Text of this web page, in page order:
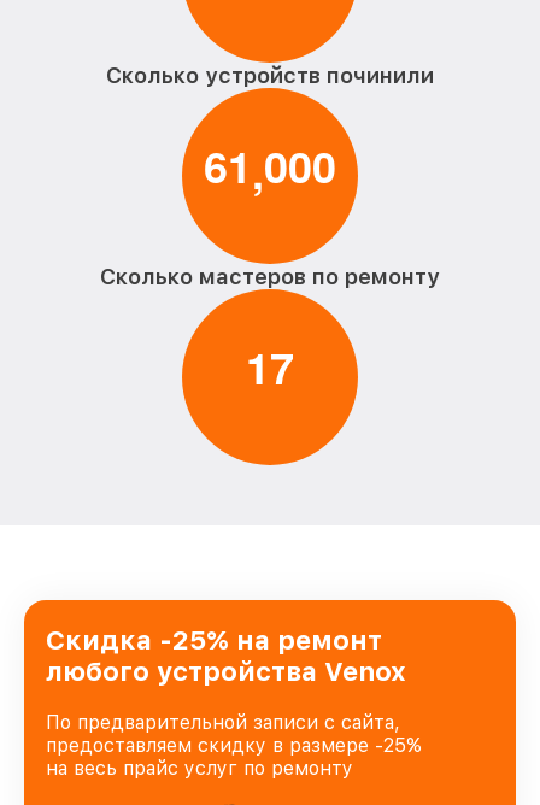
Сколько устройств починили
61,000
Сколько мастеров по ремонту
17
Скидка -25% на ремонт
любого устройства Venox
По предварительной записи с сайта,
предоставляем скидку в размере -25%
на весь прайс услуг по ремонту